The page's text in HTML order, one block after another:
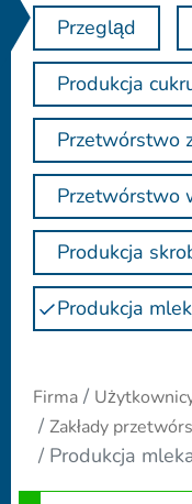
Przegląd
Produkcja
Przetwórstwo
Przetwórstwo
Produkcja
Produkcja
Firma
Zakłady
Produkcja